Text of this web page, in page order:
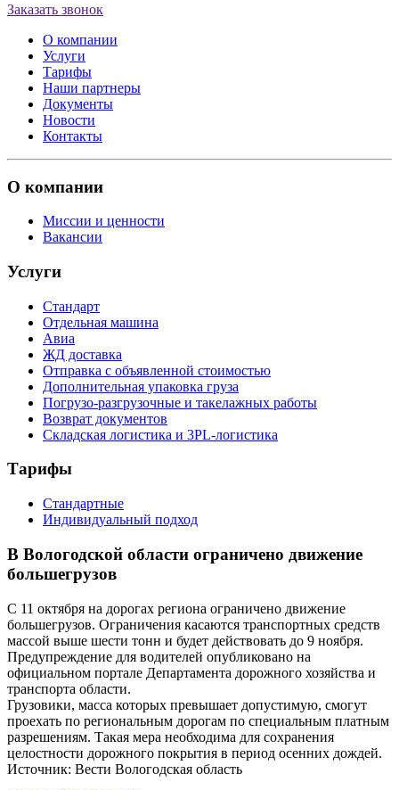
Заказать звонок
О компании
Услуги
Тарифы
Наши партнеры
Документы
Новости
Контакты
О компании
Миссии и ценности
Вакансии
Услуги
Стандарт
Отдельная машина
Авиа
ЖД доставка
Отправка с объявленной стоимостью
Дополнительная упаковка груза
Погрузо-разгрузочные и такелажных работы
Возврат документов
Складская логистика и 3PL-логистика
Тарифы
Стандартные
Индивидуальный подход
В Вологодской области ограничено движение
большегрузов
С 11 октября на дорогах региона ограничено движение
большегрузов. Ограничения касаются транспортных средств
массой выше шести тонн и будет действовать до 9 ноября.
Предупреждение для водителей опубликовано на
официальном портале Департамента дорожного хозяйства и
транспорта области.
Грузовики, масса которых превышает допустимую, смогут
проехать по региональным дорогам по специальным платным
разрешениям. Такая мера необходима для сохранения
целостности дорожного покрытия в период осенних дождей.
Источник: Вести Вологодская область